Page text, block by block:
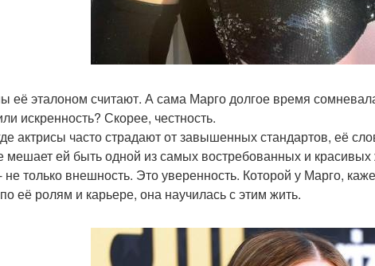
её эталоном считают. А сама Марго долгое время
искренность? Скорее, честность.
актрисы часто страдают от завышенных стандартов, её
мешает ей быть одной из самых востребованных и
не только внешность. Это уверенность. Которой у Марго,
её ролям и карьере, она научилась с этим жить.